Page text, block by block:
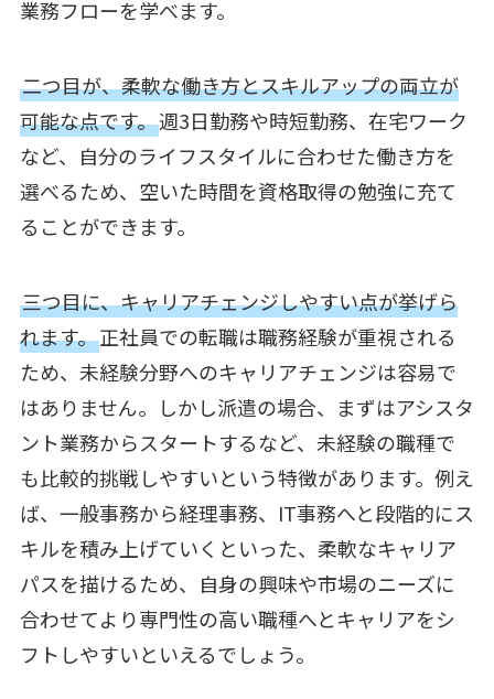
業務フローを学べます。
二つ目が、柔軟な働き方とスキルアップの両立が
可能な点です。週3日勤務や時短勤務、在宅ワーク
など、自分のライフスタイルに合わせた働き方を
選べるため、空いた時間を資格取得の勉強に充て
ることができます。
三つ目に、キャリアチェンジしやすい点が挙げら
れます。正社員での転職は職務経験が重視される
ため、未経験分野へのキャリアチェンジは容易で
はありません。しかし派遣の場合、まずはアシスタ
ント業務からスタートするなど、未経験の職種で
も比較的挑戦しやすいという特徴があります。例え
ば、一般事務から経理事務、IT事務へと段階的にス
キルを積み上げていくといった、柔軟なキャリア
パスを描けるため、自身の興味や市場のニーズに
合わせてより専門性の高い職種へとキャリアをシ
フトしやすいといえるでしょう。